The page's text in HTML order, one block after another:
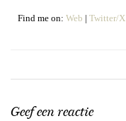
Find me on: Web | Twitter/X
Geef een reactie